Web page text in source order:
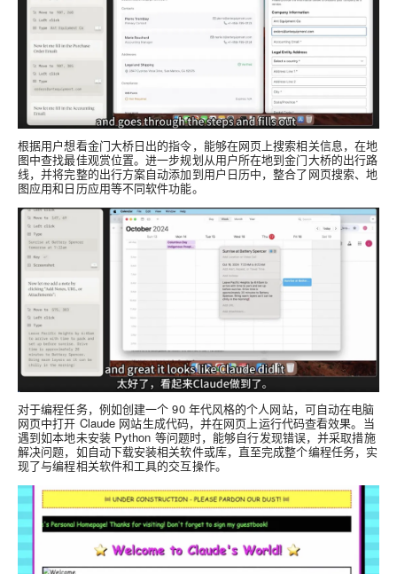
根据用户想看金门大桥日出的指令，能够在网页上搜索相关信息，在地
图中查找最佳观赏位置。进一步规划从用户所在地到金门大桥的出行路
线，并将完整的出行方案自动添加到用户日历中，整合了网页搜索、地
图应用和日历应用等不同软件功能。
对于编程任务，例如创建一个 90 年代风格的个人网站，可自动在电脑
网页中打开 Claude 网站生成代码，并在网页上运行代码查看效果。当
遇到如本地未安装 Python 等问题时，能够自行发现错误，并采取措施
解决问题，如自动下载安装相关软件或库，直至完成整个编程任务，实
现了与编程相关软件和工具的交互操作。